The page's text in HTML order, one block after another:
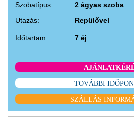
Szobatípus:
2 ágyas szoba
Utazás:
Repülővel
Időtartam: 7 éj
TOVÁBBI
SZÁLLÁS